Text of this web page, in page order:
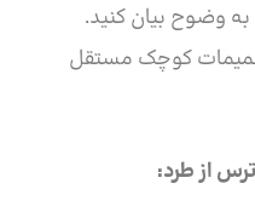
وضوح بیان کنید.
کوچک مستقل
از طرد: